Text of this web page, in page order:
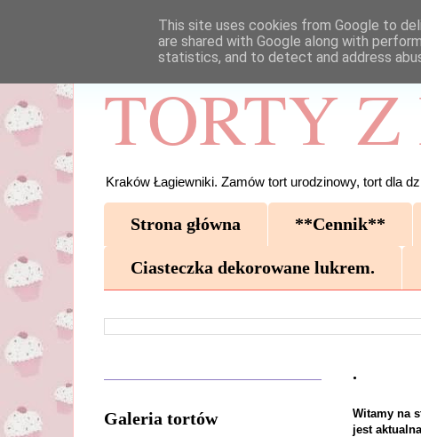
TORTY
Kraków Łagiewniki. Zamów tort urodzinowy, tort dla
Strona główna **Cennik**
Ciasteczka dekorowane lukrem.
.
Witamy na
jest
Galeria tortów
This site uses cookies from Google to
are shared with Google along with
statistics, and to detect and address